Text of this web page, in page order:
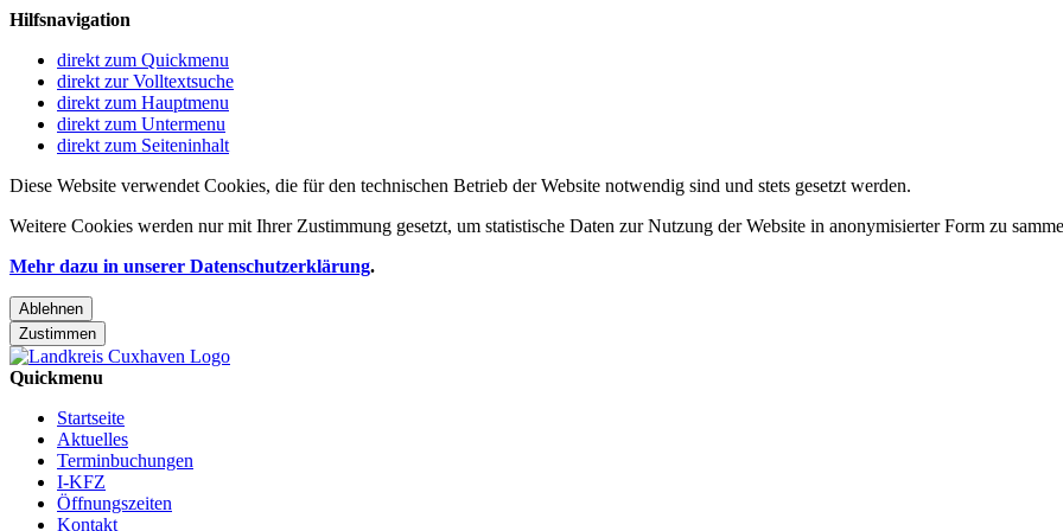
Hilfsnavigation
direkt zum Quickmenu
direkt zur Volltextsuche
direkt zum Hauptmenu
direkt zum Untermenu
direkt zum Seiteninhalt
Diese Website verwendet Cookies, die für den technischen Betrieb der Website notwendig sind und stets gesetzt werden.
Weitere Cookies werden nur mit Ihrer Zustimmung gesetzt, um statistische Daten zur Nutzung der Website in anonymisierter Form zu
Mehr dazu in unserer Datenschutzerklärung.
Ablehnen
Zustimmen
Quickmenu
Startseite
Aktuelles
Terminbuchungen
I-KFZ
Öffnungszeiten
Kontakt